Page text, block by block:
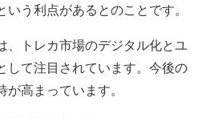
いう利点があるとのことです。
、トレカ市場のデジタル化とユ
して注目されています。今後の
が高まっています。